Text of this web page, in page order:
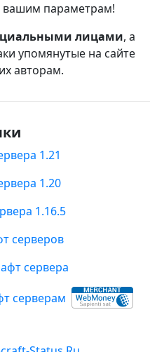
вашим параметрам!
лицами, а
упомянутые на сайте
авторам.
1.21
1.20
1.16.5
серверов
сервера